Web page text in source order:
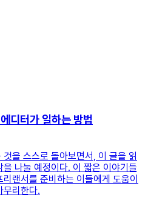
디터가 일하는 방법
을 스스로 돌아보면서, 이 글을 읽
나눌 예정이다. 이 짧은 이야기들
랜서를 준비하는 이들에게 도움이
무리한다.